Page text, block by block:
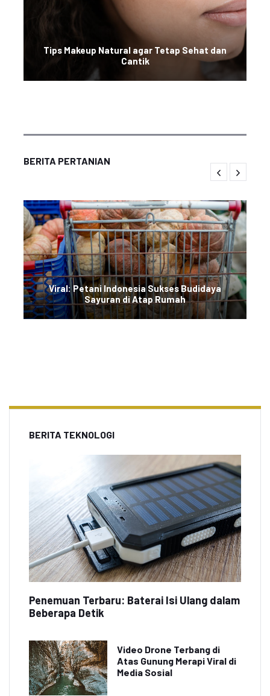
Tips Makeup Natural agar Tetap Sehat dan
Cantik
BERITA PERTANIAN
Viral: Petani Indonesia Sukses Budidaya
Sayuran di Atap Rumah
BERITA TEKNOLOGI
Penemuan Terbaru: Baterai Isi Ulang dalam
Beberapa Detik
Video Drone Terbang di
Atas Gunung Merapi Viral di
Media Sosial